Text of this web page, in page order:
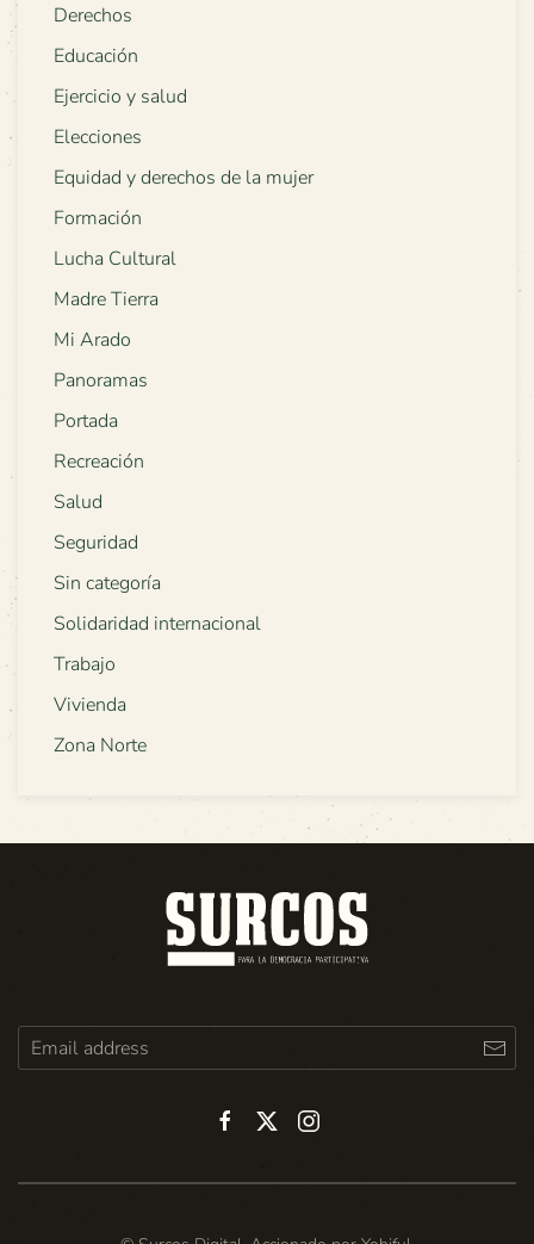
Derechos
Educación
Ejercicio y salud
Elecciones
Equidad y derechos de la mujer
Formación
Lucha Cultural
Madre Tierra
Mi Arado
Panoramas
Portada
Recreación
Salud
Seguridad
Sin categoría
Solidaridad internacional
Trabajo
Vivienda
Zona Norte